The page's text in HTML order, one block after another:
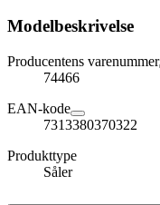
Modelbeskrivelse
Producentens varenummer
74466
EAN-kode
7313380370322
Produkttype
Såler